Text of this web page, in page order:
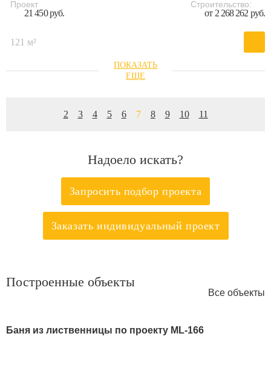
Проект
21 450 руб.
Строительство:
от 2 268 262 руб.
121 м²
2 3 4 5 6 7 8 9 10 11
Надоело искать?
Запросить подбор проекта
Заказать индивидуальный проект
Построенные объекты
Все объекты
Баня из лиственницы по проекту ML-166